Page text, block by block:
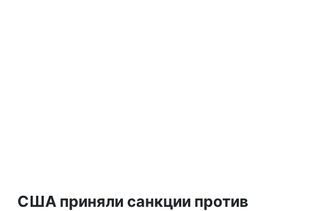
США приняли санкции против